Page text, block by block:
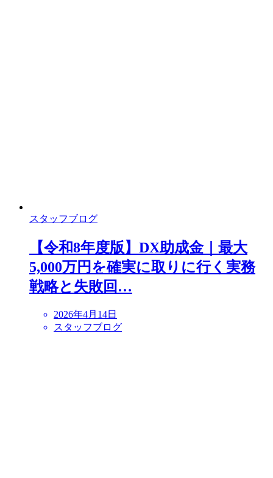
スタッフブログ
【令和8年度版】DX助成金｜最大
5,000万円を確実に取りに行く実務
戦略と失敗回…
2026年4月14日
スタッフブログ